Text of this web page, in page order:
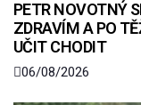
PETR NOVOTNÝ
ZDRAVÍM A PO
UČIT CHODIT
06/08/2026